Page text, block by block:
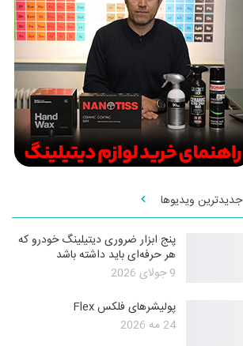
جدیدترین ویدیوها
پنج ابزار ضروری دیتیلینگ خودرو که
هر حرفه‌ای باید داشته باشد
9 جولای 2026
پولیشرهای فلکس Flex
24 مه 2026